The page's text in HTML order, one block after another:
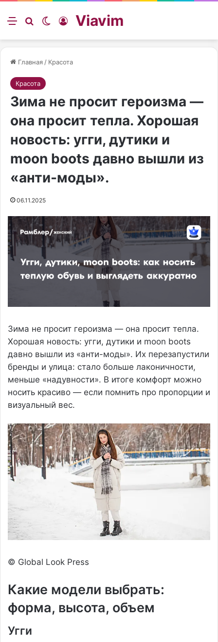
Меню ИскатьSwitch skin
Войти
Viavim
Главная / Красота
Красота
Зима не просит героизма —
она просит тепла. Хорошая
новость: угги, дутики и
moon boots давно вышли из
«анти-моды».
06.11.2025
Зима не просит героизма — она просит тепла.
Хорошая новость: угги, дутики и moon boots
давно вышли из «анти-моды». Их перезапустили
бренды и улица: стало больше лаконичности,
меньше «надувности». В итоге комфорт можно
носить красиво — если помнить про пропорции и
визуальный вес.
© Global Look Press
Какие модели выбрать:
форма, высота, объем
Угги